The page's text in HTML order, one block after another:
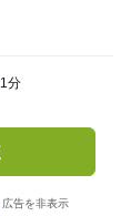
分
広告を非表示